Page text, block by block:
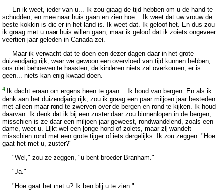
En ik weet, ieder van u... Ik zou graag de tijd hebben om u de hand te
schudden, en mee naar huis gaan en zien hoe... Ik weet dat uw vrouw de
beste kokkin is die er in het land is. Ik weet dat. Ik geloof het. En dus zou
ik graag met u naar huis willen gaan, maar ik geloof dat ik zoiets ongeveer
veertien jaar geleden in Canada zei.
Maar ik verwacht dat te doen een dezer dagen daar in het grote
duizendjarig rijk, waar we gewoon een overvloed van tijd kunnen hebben,
ons niet behoeven te haasten, de kinderen niets zal overkomen, er is
geen... niets kan enig kwaad doen.
4
Ik dacht eraan om ergens heen te gaan... Ik houd van bergen. En als ik
denk aan het duizendjarig rijk, zou ik graag een paar miljoen jaar besteden
met alleen maar rond te zwerven over de bergen en rond te kijken. Ik houd
daarvan. Ik denk dat ik bij een zuster daar zou binnenlopen in de bergen,
misschien is ze daar een miljoen jaar geweest, rondwandelend, zoals een
dame, weet u. Lijkt wel een jonge hond of zoiets, maar zij wandelt
misschien rond met een grote tijger of iets dergelijks. Ik zou zeggen: "Hoe
gaat het met u, zuster?"
"Wel," zou ze zeggen, "u bent broeder Branham."
"Ja."
"Hoe gaat het met u? Ik ben blij u te zien."